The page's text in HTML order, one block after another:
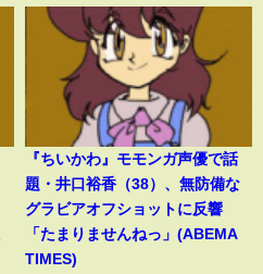
『ちいかわ』モモンガ声優で話
題・井口裕香（38）、無防備な
グラビアオフショットに反響
「たまりませんねっ」(ABEMA
TIMES)